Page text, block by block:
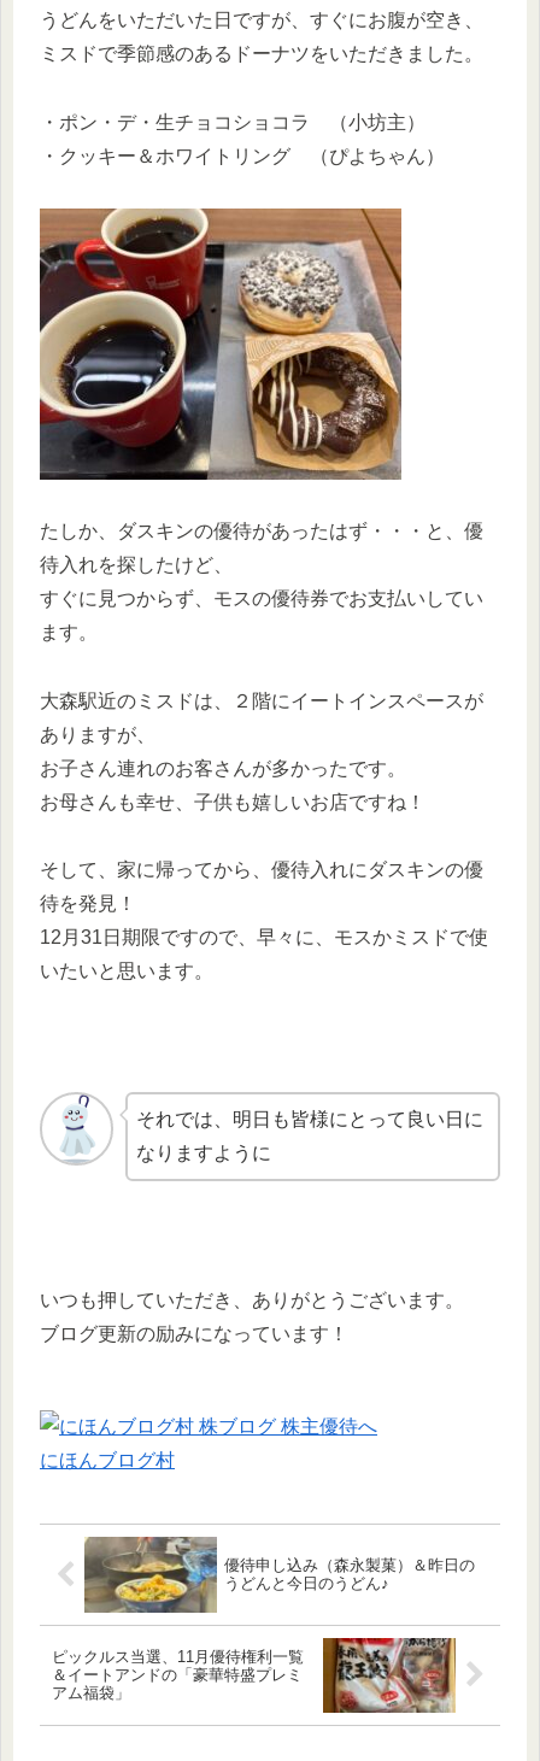
うどんをいただいた日ですが、すぐにお腹が空き、
ミスドで季節感のあるドーナツをいただきました。
・ポン・デ・生チョコショコラ （小坊主）
・クッキー＆ホワイトリング （ぴよちゃん）
たしか、ダスキンの優待があったはず・・・と、優
待入れを探したけど、
すぐに見つからず、モスの優待券でお支払いしてい
ます。
大森駅近のミスドは、２階にイートインスペースが
ありますが、
お子さん連れのお客さんが多かったです。
お母さんも幸せ、子供も嬉しいお店ですね！
そして、家に帰ってから、優待入れにダスキンの優
待を発見！
12月31日期限ですので、早々に、モスかミスドで使
いたいと思います。
それでは、明日も皆様にとって良い日に
なりますように
いつも押していただき、ありがとうございます。
ブログ更新の励みになっています！
にほんブログ村
優待申し込み（森永製菓）＆昨日の
うどんと今日のうどん♪
ピックルス当選、11月優待権利一覧
＆イートアンドの「豪華特盛プレミ
アム福袋」